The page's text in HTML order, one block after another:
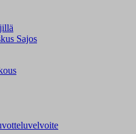
Sajos